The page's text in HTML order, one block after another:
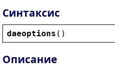
Синтаксис
daeoptions ()
Описание